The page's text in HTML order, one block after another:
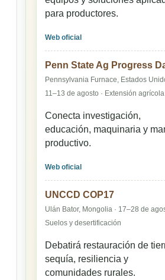
para productores.
Web oficial
Penn State Ag Progress
Pennsylvania Furnace, Estados
11–13 de agosto · Extensión agrícola
Conecta investigación,
educación, maquinaria y
productivo.
Web oficial
UNCCD COP17
Ulán Bator, Mongolia · 17–28 de
Suelos y desertificación
Debatirá restauración de
sequía, resiliencia y
comunidades rurales.